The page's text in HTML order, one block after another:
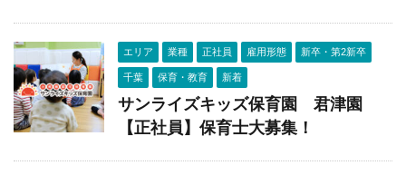
エリア 業種 正社員 雇用形態 新卒・第2新卒
千葉 保育・教育 新着
サンライズキッズ保育園 君津園
【正社員】保育士大募集！